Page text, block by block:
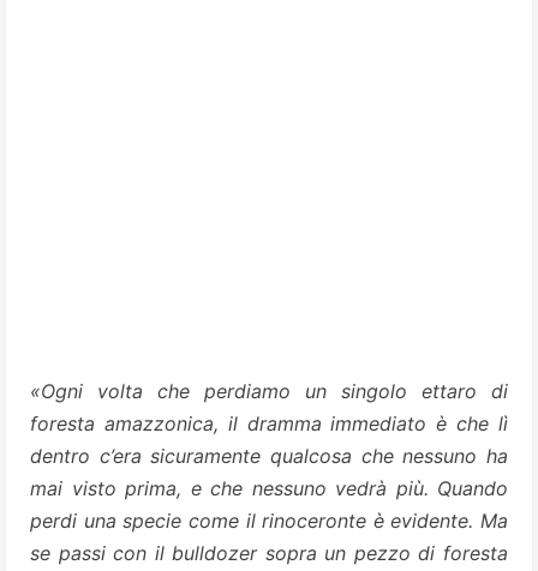
«Ogni volta che perdiamo un singolo ettaro di
foresta amazzonica, il dramma immediato è che lì
dentro c’era sicuramente qualcosa che nessuno ha
mai visto prima, e che nessuno vedrà più. Quando
perdi una specie come il rinoceronte è evidente. Ma
se passi con il bulldozer sopra un pezzo di foresta